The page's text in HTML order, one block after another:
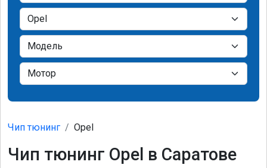
Чип тюнинг Opel
Чип тюнинг Opel в Саратове